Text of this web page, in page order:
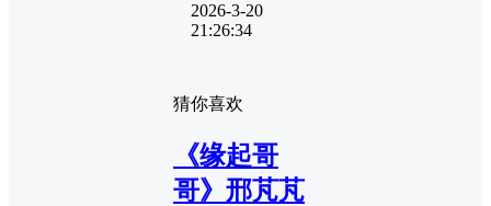
2026-3-20
21:26:34
猜你喜欢
《缘起哥
哥》邢芃芃